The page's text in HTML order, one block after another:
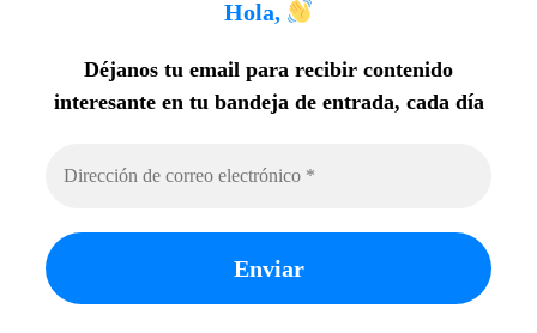
Hola,
Déjanos tu email para recibir contenido
interesante en tu bandeja de entrada, cada día